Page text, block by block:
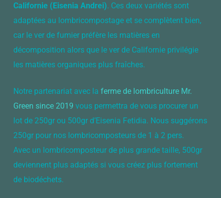
Californie (Eisenia Andrei). Ces deux variétés sont
adaptées au lombricompostage et se complètent bien,
car le ver de fumier préfère les matières en
décomposition alors que le ver de Californie privilégie
les matières organiques plus fraîches.
Notre partenariat avec la ferme de lombriculture Mr.
Green since 2019 vous permettra de vous procurer un
lot de 250gr ou 500gr d’Eisenia Fetidia. Nous suggérons
250gr pour nos lombricomposteurs de 1 à 2 pers.
Avec un lombricomposteur de plus grande taille, 500gr
deviennent plus adaptés si vous créez plus fortement
de biodéchets.